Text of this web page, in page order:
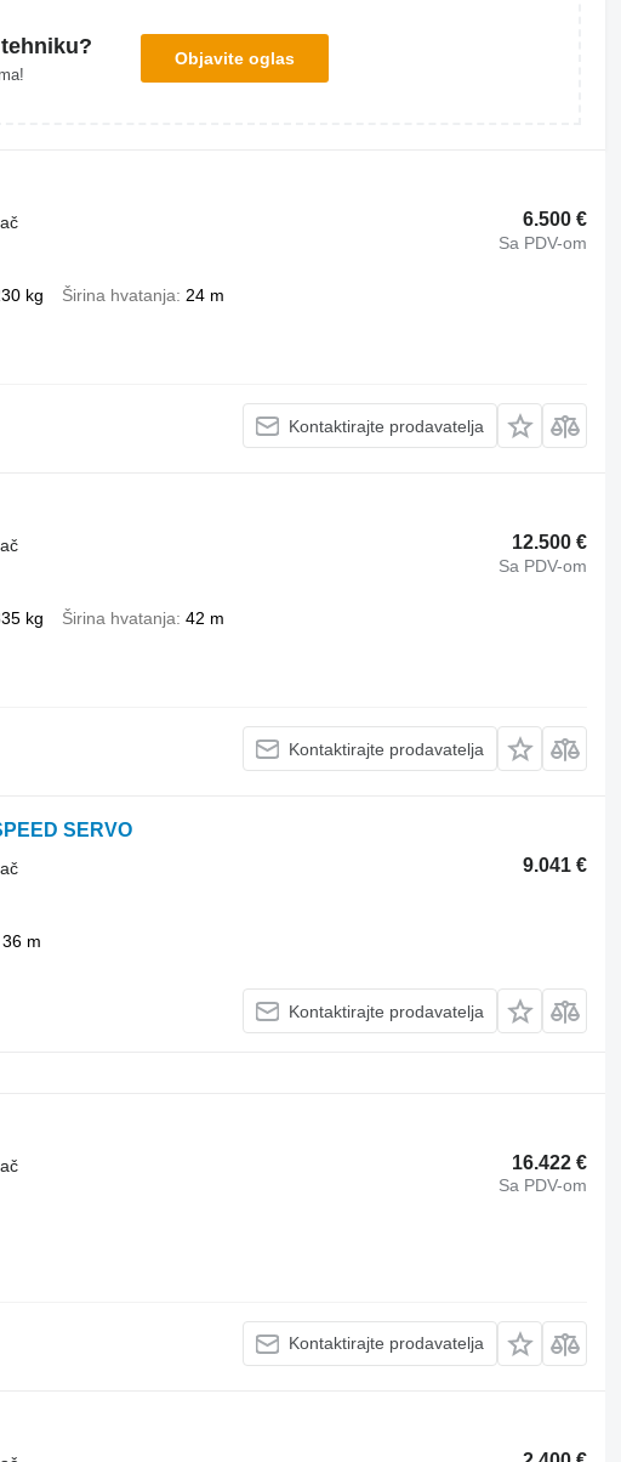
Objavite oglas
6.500 €
Sa PDV-om
kg Širina hvatanja
24 m
Kontaktirajte prodavatelja
12.500 €
Sa PDV-om
kg Širina hvatanja 42 m
Kontaktirajte prodavatelja
SERVO
9.041 €
36 m
Kontaktirajte prodavatelja
16.422 €
Sa PDV-om
Kontaktirajte prodavatelja